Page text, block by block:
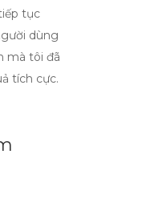
tục
dùng
mà tôi đã
tích cực.